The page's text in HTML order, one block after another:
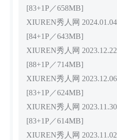
[83+1P／658MB]
XIUREN秀人网
[84+1P／643MB]
XIUREN秀人网
[88+1P／714MB]
XIUREN秀人网
[83+1P／624MB]
XIUREN秀人网
[83+1P／614MB]
XIUREN秀人网